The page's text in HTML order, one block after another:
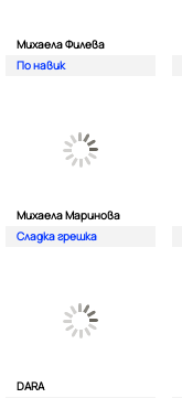
Михаела Филева
По навик
Михаела Маринова
Сладка грешка
DARA